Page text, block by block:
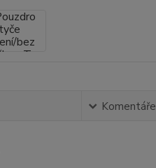
Komentáře